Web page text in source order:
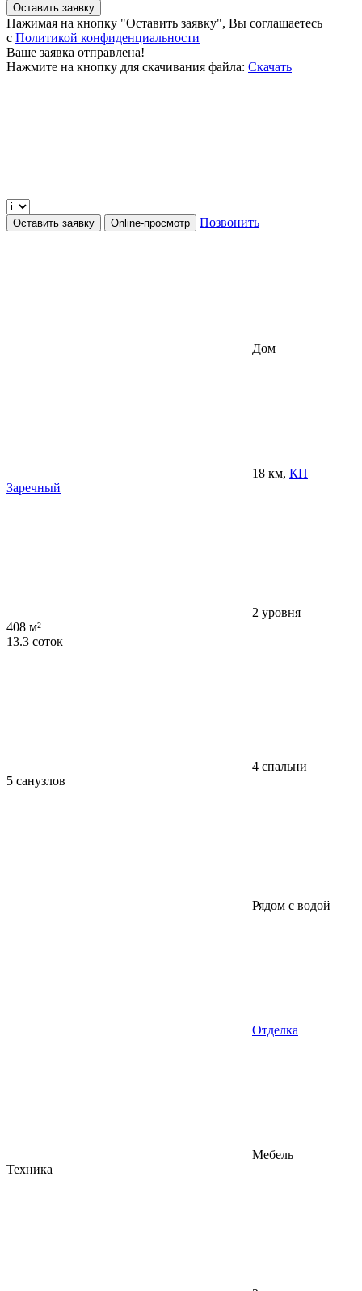
Оставить заявку
Нажимая на кнопку "Оставить заявку", Вы соглашаетесь
c Политикой конфиденциальности
Ваше заявка отправлена!
Нажмите на кнопку для скачивания файла: Скачать
Оставить заявку Online-просмотр Позвонить
Дом
18 км, КП
Заречный
2 уровня
408 м²
13.3 соток
4 спальни
5 санузлов
Рядом с водой
Отделка
Мебель
Техника